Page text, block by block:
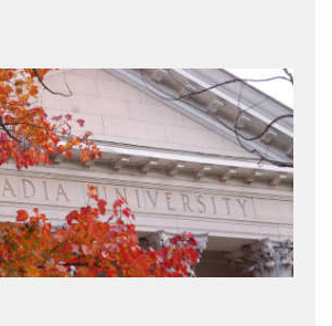
sinh viên có thể thưởng thức vẻ
Vermont từ mọi góc trong
Xem thêm